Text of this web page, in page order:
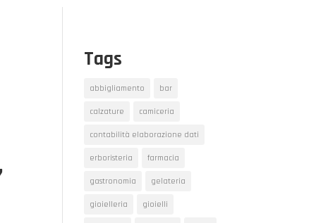
Tags
abbigliamento bar
calzature camiceria
contabilità elaborazione dati
erboristeria farmacia
gastronomia gelateria
gioielleria gioielli